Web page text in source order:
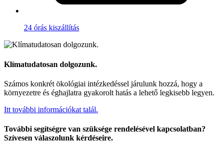
24 órás kiszállítás
Klímatudatosan dolgozunk.
Számos konkrét ökológiai intézkedéssel járulunk hozzá, hogy a
környezetre és éghajlatra gyakorolt hatás a lehető legkisebb legyen.
Itt további információkat talál.
További segítségre van szüksége rendelésével kapcsolatban?
Szívesen válaszolunk kérdéseire.